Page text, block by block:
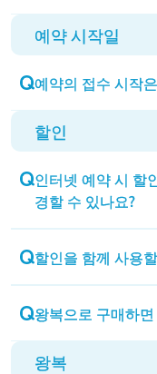
탑승 예정일 2개월
다.
예: 4/29, 4/30의
의 경우 4/29 예약
또한, 인터넷 예약
월+1일 전 오전 9
(복귀도 동일 조건
예: 4/29, 4/30, 5/1
윤년의 경우 4/30,
예약 시작일
예약의 접수 시작
탑승 예정일 2개월
다.
예: 4/29, 4/30의
의 경우 4/29의 예
또한, 인터넷 예약
월+1일 전 오전 9
예: 4/29, 4/30, 5/
윤년의 경우 4/30,
할인
인터넷 예약 시 할
경할 수 있나요?
할인에 필요한 서
할인을 함께 사용
중복 할인(이중 사
왕복으로 구매하
왕복 할인은 없습
왕복